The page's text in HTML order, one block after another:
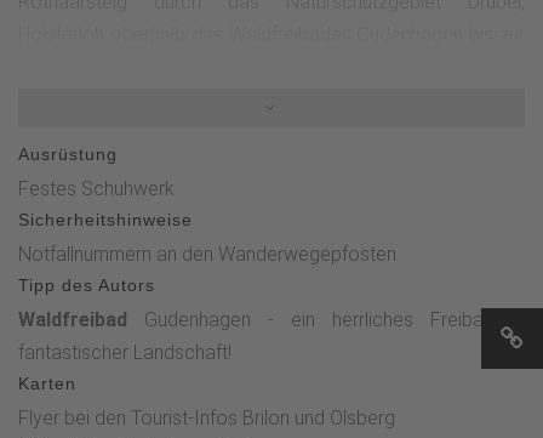
zum Hauptweg geht.
Ausrüstung
Festes Schuhwerk
Sicherheitshinweise
Notfallnummern an den Wanderwegepfosten
Tipp des Autors
Waldfreibad
Gudenhagen - ein herrliches Freibad in
fantastischer Landschaft!
Karten
Flyer bei den Tourist-Infos Brilon und Olsberg